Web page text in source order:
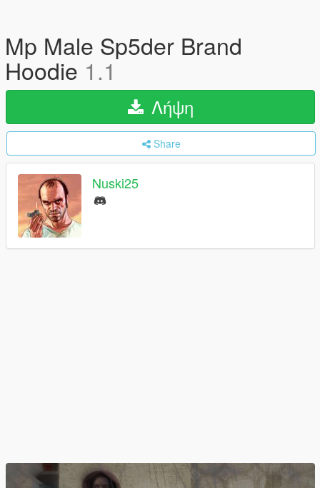
Mp Male Sp5der Brand
Hoodie 1.1
Λήψη
Share
Nuski25